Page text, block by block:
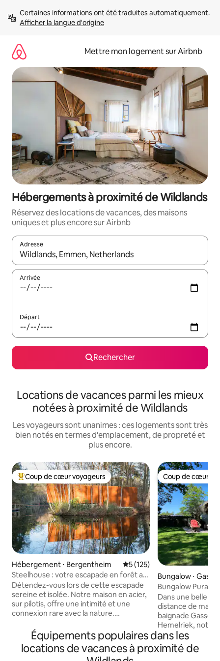
directement
Afficher la langue d'origine
Mettre mon logement sur Airbnb
Hébergements à proximité de Wildlands
Réservez des locations de vacances, des maisons
uniques et plus encore sur Airbnb
Adresse
Lorsque les résultats s'affichent, utilisez les flèches vers le
Arrivée
Départ
Rechercher
Locations de vacances parmi les mieux
notées à proximité de Wildlands
Les voyageurs sont unanimes : ces logements sont très
bien notés en termes d'emplacement, de propreté et
plus encore.
Coups de cœur voyageurs les plus appréciés
Coup de cœur voyageurs
Hébergement ⋅ Bergentheim Évaluation moyenne sur la
5 (125)
Steelhouse : votre escapade en forêt au
bord du lac
Détendez-vous lors de cette escapade
sereine et isolée. Notre maison en acier,
sur pilotis, offre une intimité et une
connexion rare avec la nature.
retraite paisible. À son point culminant
au-dessus de l'eau, un coin salon avec un
poêle à bois à 360 ° vous permet de
Coup de cœur
Coup de cœur
Bungalow ⋅
Bungalow Pura
une réserve
Dans une belle
distance de
baignade
Hemelriek, notre
récemment
un parc de
beaucoup
Équipements populaires dans les
locations de vacances à proximité de